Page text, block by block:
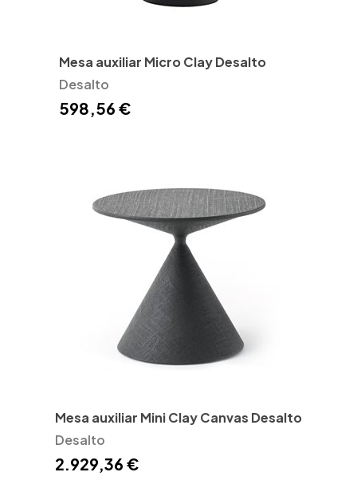
Mesa auxiliar Micro Clay Desalto
Desalto
598,56 €
Mesa auxiliar Mini Clay Canvas Desalto
Desalto
2.929,36 €